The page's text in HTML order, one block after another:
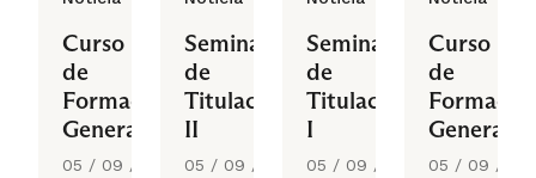
Curso
de
Formación
General
05 / 09 /
Seminario
de
Titulación
II
05 / 09 /
Seminario
de
Titulación
I
05 / 09 /
Curso
de
General
05 / 09 /